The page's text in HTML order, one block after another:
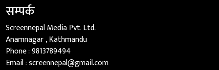
सम्पर्क
Screennepal Media Pvt. Ltd.
Anamnagar , Kathmandu
Phone :9813789494
Email :screennepal@gmail.com